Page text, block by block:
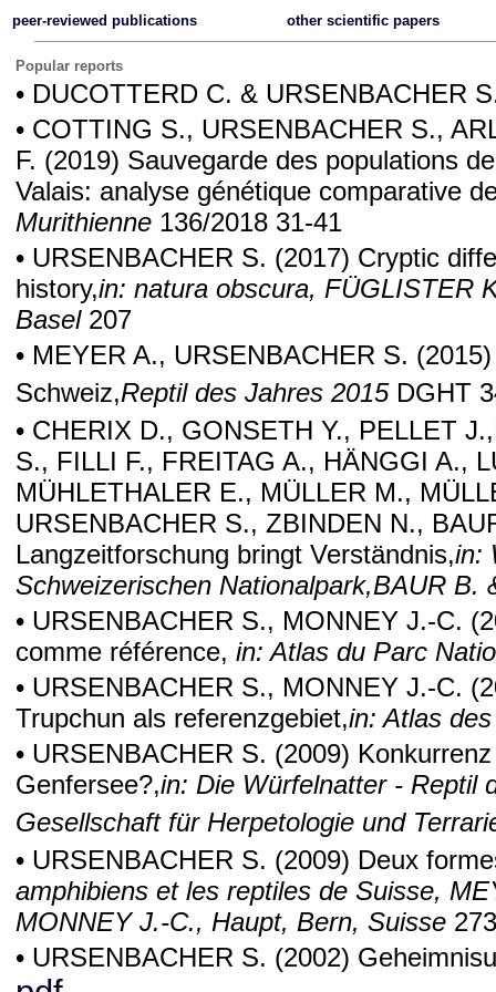
peer-reviewed publications other scientific papers
Popular reports
• DUCOTTERD C. & URSENBACHER
• COTTING S., URSENBACHER S.,
F. (2019) Sauvegarde des populations
Valais: analyse génétique comparative
Murithienne 136/2018 31-41
• URSENBACHER S. (2017) Cryptic
history,in: natura obscura, FÜGLISTER
Basel 207
• MEYER A., URSENBACHER S.
Schweiz,Reptil des Jahres 2015DGHT
• CHERIX D., GONSETH Y., PELLET
S., FILLI F., FREITAG A., HÄNGGI A.,
MÜHLETHALER E., MÜLLER M.,
URSENBACHER S., ZBINDEN N.,
Langzeitforschung bringt Verständnis,in:
Schweizerischen Nationalpark,BAUR B.
• URSENBACHER S., MONNEY J.-C.
comme référence, in: Atlas du Parc
• URSENBACHER S., MONNEY J.-C.
Trupchun als referenzgebiet,in: Atlas
• URSENBACHER S. (2009)
Genfersee?,in: Die Würfelnatter - Reptil
Gesellschaft für Herpetologie und
• URSENBACHER S. (2009) Deux
amphibiens et les reptiles de Suisse,
MONNEY J.-C., Haupt, Bern, Suisse
• URSENBACHER S. (2002)